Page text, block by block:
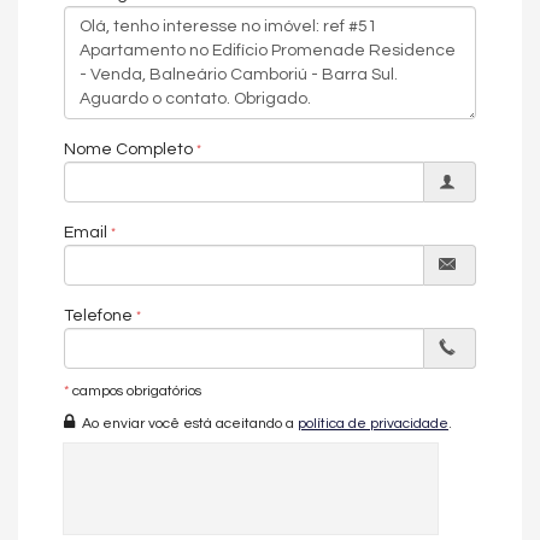
mar, tornando-se a escolha ideal para quem busca morar ou
investir em um imóvel sofisticado e valorizado em Balneário
Camboriú.
Amanda Almeida Negócios Imobiliários
visitação.Entre em contato conosco e conheça esse
*Os valores estão sujeitos a alteração sem aviso prévio.* Galeria
de imagens pode conter representações ilustrativas do imóvel.
O APARTAMENTO:
Mobiliado
Churrasqueira
Cozinha
Nome Completo
Email
Telefone
* campos obrigatórios
Ao enviar você está aceitando a política de privacidade